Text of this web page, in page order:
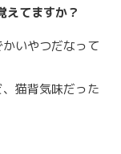
てますか？
いやつだなって
猫背気味だった